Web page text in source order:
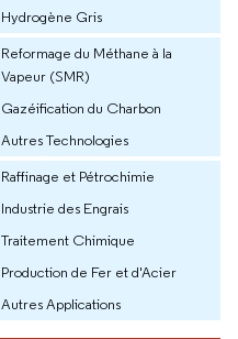
Hydrogène Gris
Reformage du Méthane à la
Vapeur (SMR)
Gazéification du Charbon
Autres Technologies
Raffinage et Pétrochimie
Industrie des Engrais
Traitement Chimique
Production de Fer et d'Acier
Autres Applications